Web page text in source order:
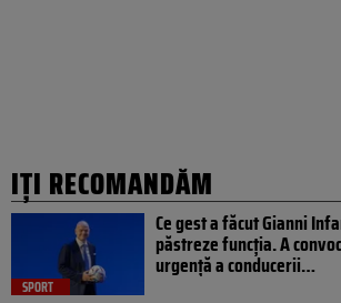
IȚI RECOMANDĂM
SPORT
Ce gest a făcut Gianni
păstreze funcția. A
urgență a conducerii…